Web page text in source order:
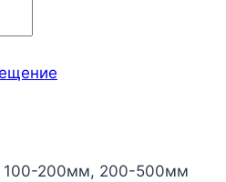
200мм, 200-500мм